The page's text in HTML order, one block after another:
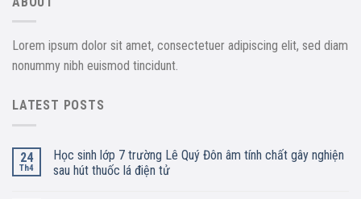
Lorem ipsum dolor sit amet, consectetuer adipiscing elit, sed diam
nonummy nibh euismod tincidunt.
LATEST POSTS
24
Th4
Học sinh lớp 7 trường Lê Quý Đôn âm tính chất gây nghiện
sau hút thuốc lá điện tử